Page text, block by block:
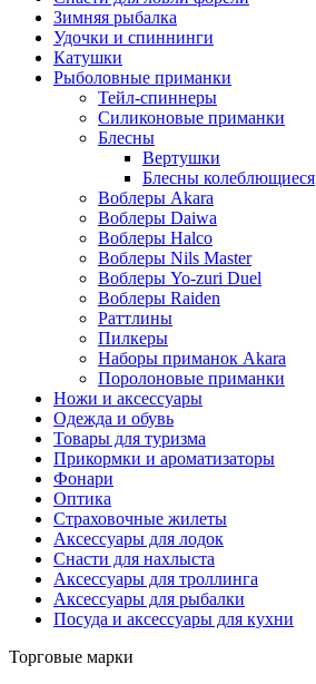
Зимняя рыбалка
Удочки и спиннинги
Катушки
Рыболовные приманки
Тейл-спиннеры
Силиконовые приманки
Блесны
Вертушки
Блесны колеблющиеся
Воблеры Akara
Воблеры Daiwa
Воблеры Halco
Воблеры Nils Master
Воблеры Yo-zuri Duel
Воблеры Raiden
Раттлины
Пилкеры
Наборы приманок Akara
Поролоновые приманки
Ножи и аксессуары
Одежда и обувь
Товары для туризма
Прикормки и ароматизаторы
Фонари
Оптика
Страховочные жилеты
Аксессуары для лодок
Снасти для нахлыста
Аксессуары для троллинга
Аксессуары для рыбалки
Посуда и аксессуары для кухни
Торговые марки